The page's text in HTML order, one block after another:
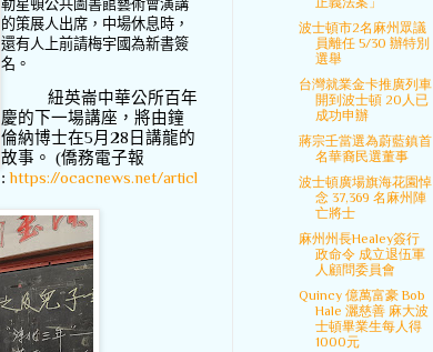
勒星頓公共圖書館藝術會演講
的策展人出席，中場休息時，
還有人上前請梅宇國為新書簽
名。
紐英崙中華公所百年
慶的下一場講座，將由鐘
倫納博士在5月 28 日講龍的
故事。 (僑務電子報
: https://ocacnews.net/articl
波士頓市2名麻州眾議
員離任 5/30 辦特別
選舉
台灣就業金卡推廣列車
開到波士頓 20人已
成功申辦
蔣宗壬當選為蔚藍鎮首
名華裔民選董事
波士頓廣場旗海花園悼
念 37,369 名麻州陣
亡將士
麻州州長Healey簽行
政命令 成立退伍軍
人顧問委員會
Quincy 億萬富豪 Bob
Hale 灑慈善 麻大波
士頓畢業生每人得
1000元